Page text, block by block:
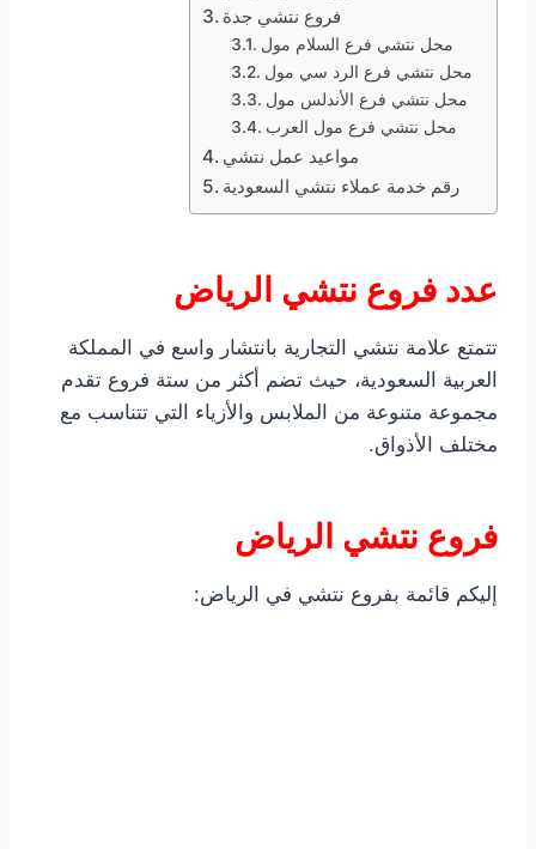
محل نتشي فرع السلام مول
محل نتشي فرع الرد سي مول
محل نتشي فرع الأندلس مول
محل نتشي فرع مول العرب
مواعيد عمل نتشي
رقم خدمة عملاء نتشي السعودية
عدد فروع نتشي الرياض
تتمتع علامة نتشي التجارية بانتشار واسع في المملكة
العربية السعودية، حيث تضم أكثر من ستة فروع تقدم
مجموعة متنوعة من الملابس والأزياء التي تتناسب مع
مختلف الأذواق.
فروع نتشي الرياض
إليكم قائمة بفروع نتشي في الرياض: